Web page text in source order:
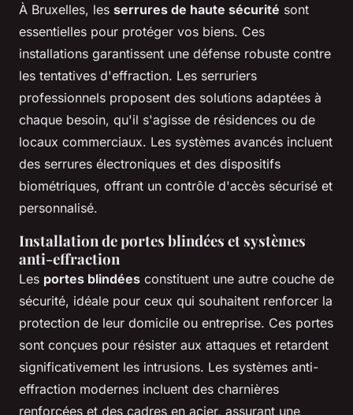
À Bruxelles, les serrures de haute sécurité sont
essentielles pour protéger vos biens. Ces
installations garantissent une défense robuste contre
les tentatives d'effraction. Les serruriers
professionnels proposent des solutions adaptées à
chaque besoin, qu'il s'agisse de résidences ou de
locaux commerciaux. Les systèmes avancés incluent
des serrures électroniques et des dispositifs
biométriques, offrant un contrôle d'accès sécurisé et
personnalisé.
Installation de portes blindées et systèmes
anti-effraction
Les portes blindées constituent une autre couche de
sécurité, idéale pour ceux qui souhaitent renforcer la
protection de leur domicile ou entreprise. Ces portes
sont conçues pour résister aux attaques et retardent
significativement les intrusions. Les systèmes anti-
effraction modernes incluent des charnières
renforcées et des cadres en acier, assurant une